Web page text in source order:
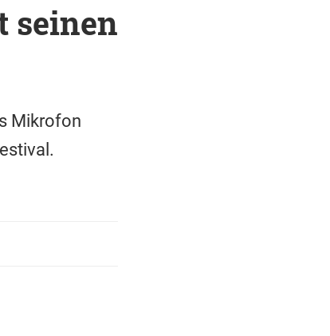
seinen
Mikrofon